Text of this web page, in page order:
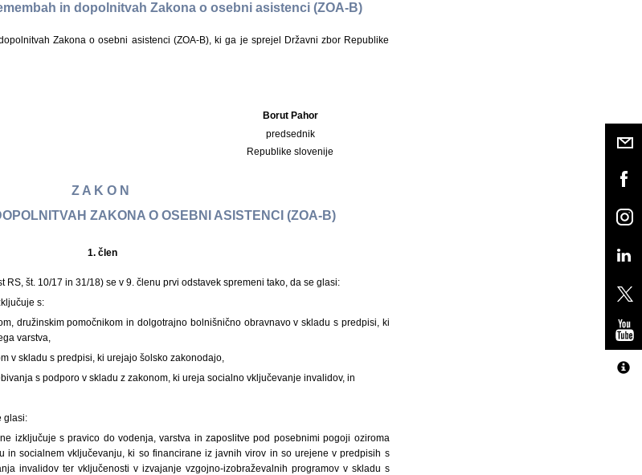
in dopolnitvah Zakona o osebni asistenci (ZOA-B)
Zakona o osebni asistenci (ZOA-B), ki ga je sprejel Državni zbor Republike
Borut Pahor
predsednik
Republike slovenije
Z A K O N
ZAKONA O OSEBNI ASISTENCI (ZOA-B)
1. člen
RS, št. 10/17 in 31/18) se v 9. členu prvi odstavek spremeni tako, da se glasi:
s:
družinskim pomočnikom in dolgotrajno bolnišnično obravnavo v skladu s predpisi, ki
varstva,
v skladu s predpisi, ki urejajo šolsko zakonodajo,
s podporo v skladu z zakonom, ki ureja socialno vključevanje invalidov, in
glasi:
izključuje s pravico do vodenja, varstva in zaposlitve pod posebnimi pogoji oziroma
in socialnem vključevanju, ki so financirane iz javnih virov in so urejene v predpisih s
invalidov ter vključenosti v izvajanje vzgojno-izobraževalnih programov v skladu s